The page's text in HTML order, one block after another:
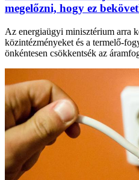
megelőzni, hogy ez
Az energiaügyi minisztérium arra
közintézményeket és a termelő-
önkéntesen csökkentsék az